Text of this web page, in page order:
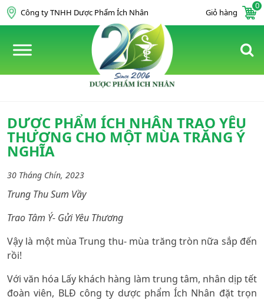
Skip to content
Công ty TNHH Dược Phẩm Ích Nhân Giỏ hàng
0
DƯỢC PHẨM ÍCH NHÂN TRAO YÊU
THƯƠNG CHO MỘT MÙA TRĂNG Ý
NGHĨA
30 Tháng Chín, 2023
Trung Thu Sum Vầy
Trao Tâm Ý- Gửi Yêu Thương
Vậy là một mùa Trung thu- mùa trăng tròn nữa sắp đến
rồi!
Với văn hóa Lấy khách hàng làm trung tâm, nhân dịp tết
đoàn viên, BLĐ công ty dược phẩm Ích Nhân đặt trọn